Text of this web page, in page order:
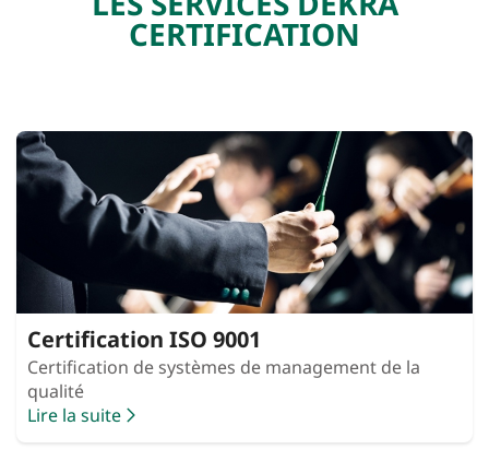
CERTIFICATION
Certification ISO 9001
Certification de systèmes de management de la
qualité
Lire la suite